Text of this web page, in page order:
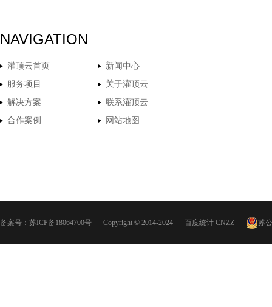
NAVIGATION
灌顶云首页
新闻中心
服务项目
关于灌顶云
解决方案
联系灌顶云
合作案例
网站地图
备案号： 苏ICP备18064700号 Copyright © 2014-2024 百度统计 CNZZ 苏